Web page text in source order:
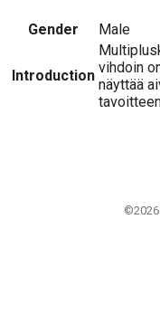
Gender Male
Introduction vihdoin
näyttää